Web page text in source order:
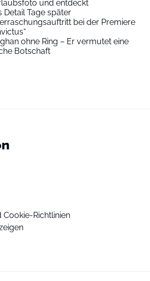
und entdeckt
Detail Tage später
bei der Premiere
ohne Ring – Er vermutet eine
Botschaft
Richtlinien